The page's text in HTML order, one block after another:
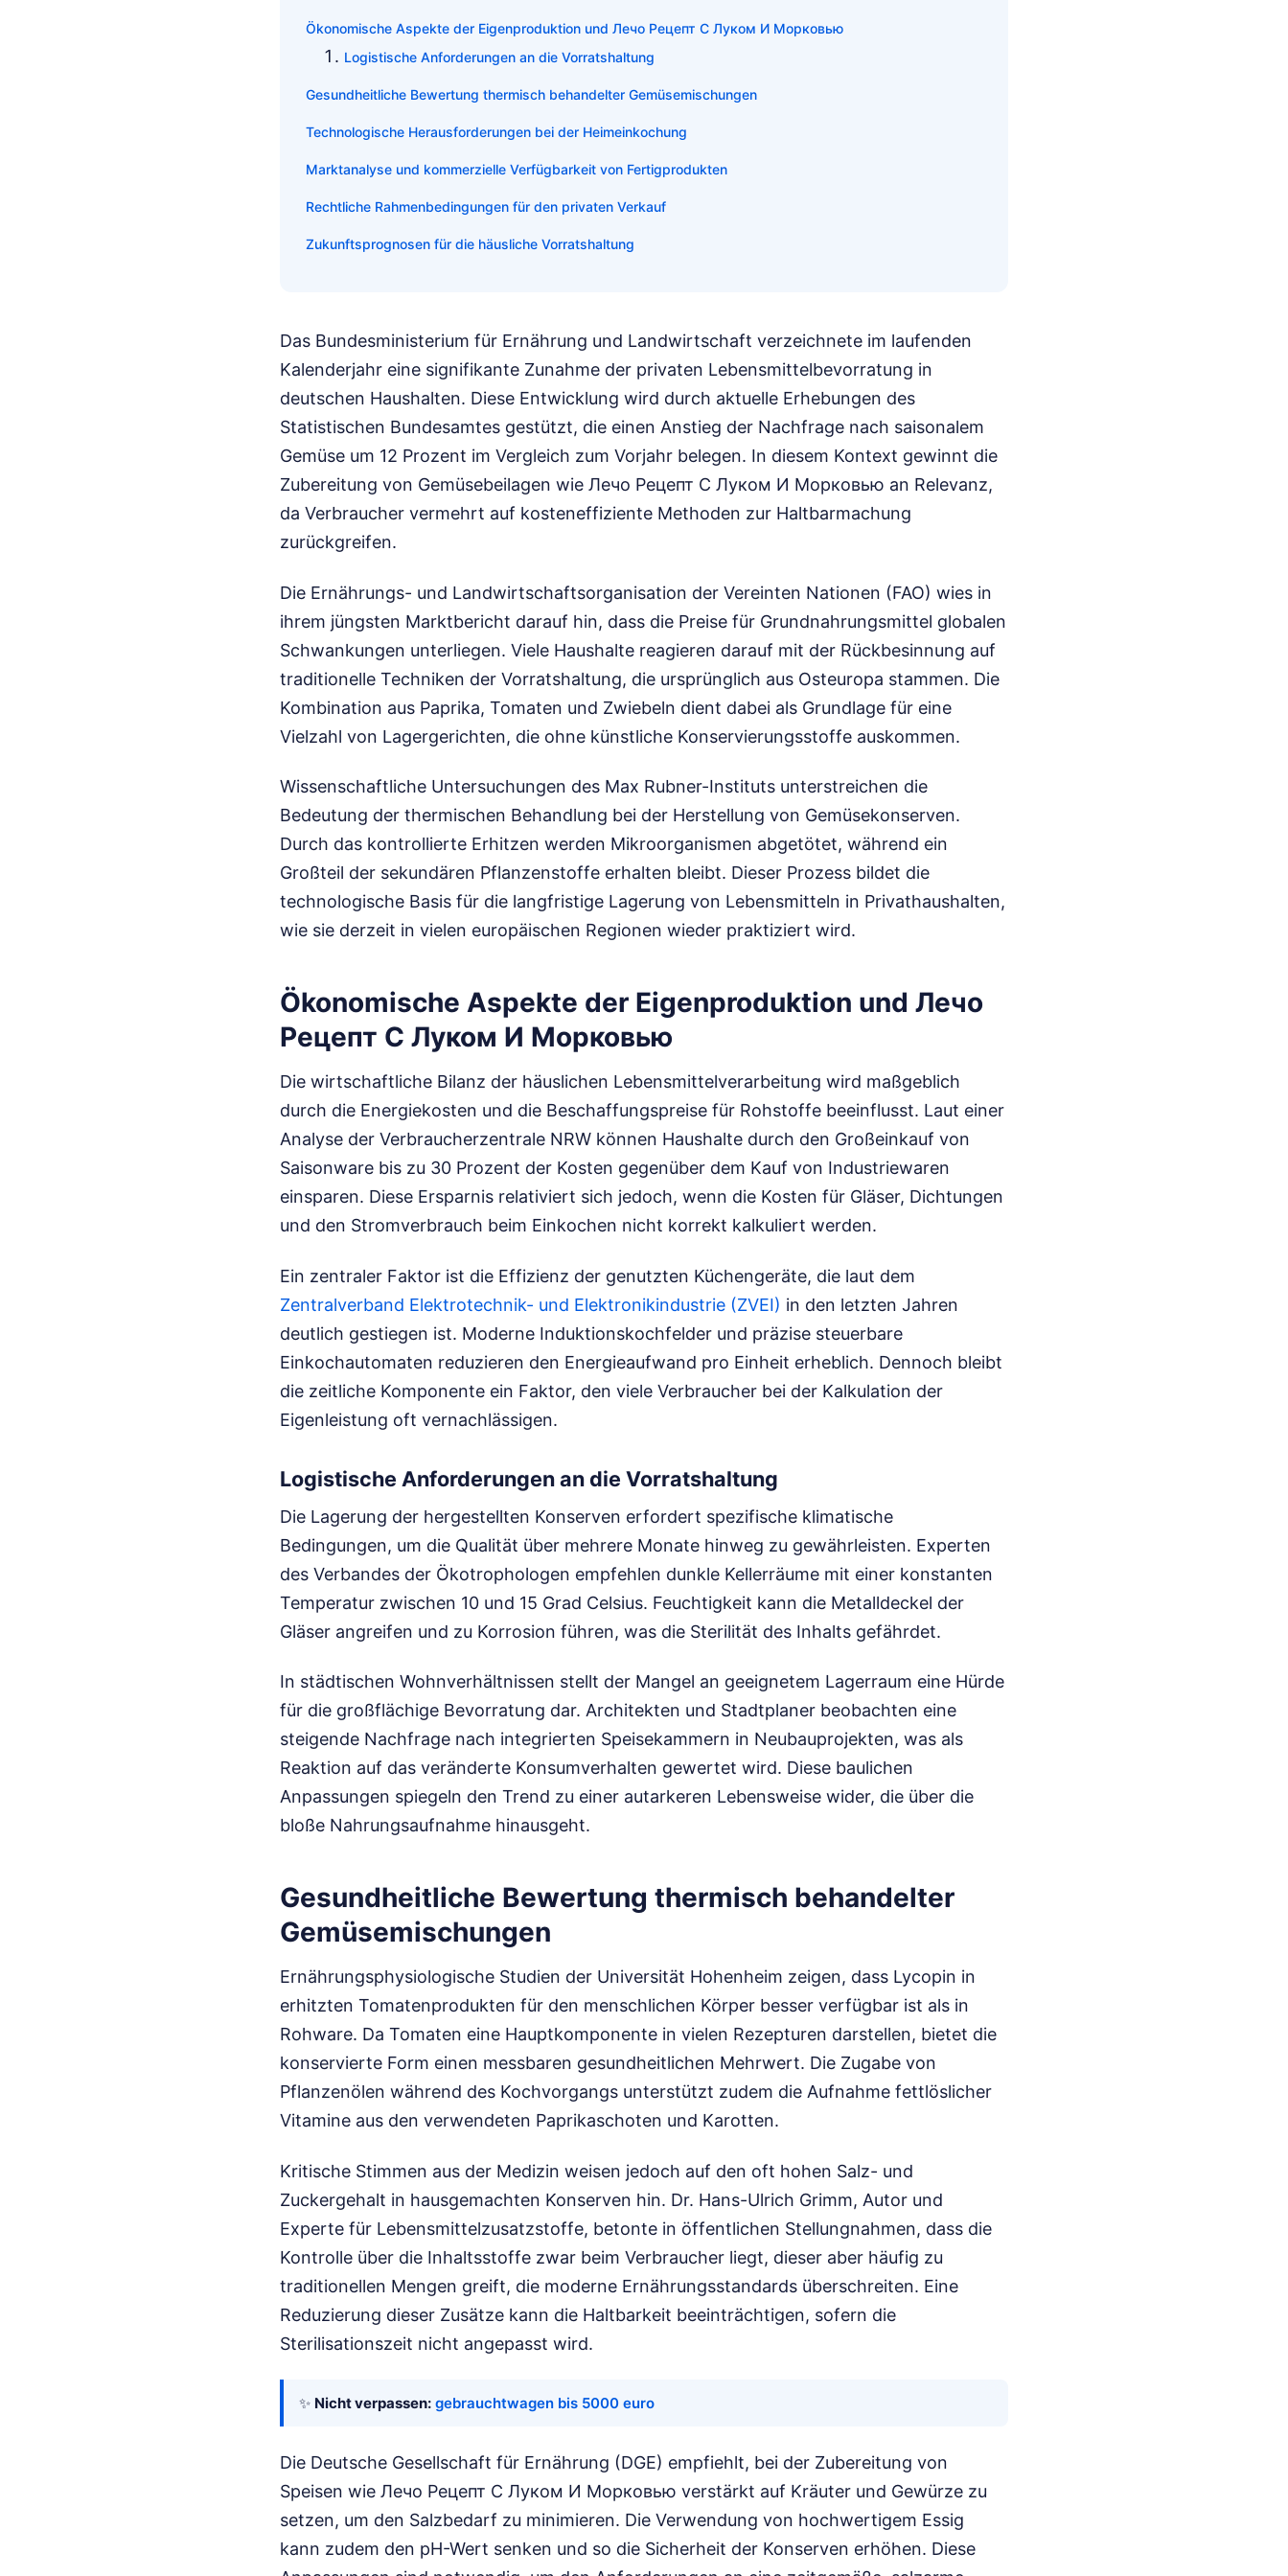
Ökonomische Aspekte der Eigenproduktion und Лечо Рецепт С Луком И Морковью
Logistische Anforderungen an die Vorratshaltung
Gesundheitliche Bewertung thermisch behandelter Gemüsemischungen
Technologische Herausforderungen bei der Heimeinkochung
Marktanalyse und kommerzielle Verfügbarkeit von Fertigprodukten
Rechtliche Rahmenbedingungen für den privaten Verkauf
Zukunftsprognosen für die häusliche Vorratshaltung
Das Bundesministerium für Ernährung und Landwirtschaft verzeichnete im laufenden
Kalenderjahr eine signifikante Zunahme der privaten Lebensmittelbevorratung in
deutschen Haushalten. Diese Entwicklung wird durch aktuelle Erhebungen des
Statistischen Bundesamtes gestützt, die einen Anstieg der Nachfrage nach saisonalem
Gemüse um 12 Prozent im Vergleich zum Vorjahr belegen. In diesem Kontext gewinnt die
Zubereitung von Gemüsebeilagen wie Лечо Рецепт С Луком И Морковью an Relevanz,
da Verbraucher vermehrt auf kosteneffiziente Methoden zur Haltbarmachung
zurückgreifen.
Die Ernährungs- und Landwirtschaftsorganisation der Vereinten Nationen (FAO) wies in
ihrem jüngsten Marktbericht darauf hin, dass die Preise für Grundnahrungsmittel globalen
Schwankungen unterliegen. Viele Haushalte reagieren darauf mit der Rückbesinnung auf
traditionelle Techniken der Vorratshaltung, die ursprünglich aus Osteuropa stammen. Die
Kombination aus Paprika, Tomaten und Zwiebeln dient dabei als Grundlage für eine
Vielzahl von Lagergerichten, die ohne künstliche Konservierungsstoffe auskommen.
Wissenschaftliche Untersuchungen des Max Rubner-Instituts unterstreichen die
Bedeutung der thermischen Behandlung bei der Herstellung von Gemüsekonserven.
Durch das kontrollierte Erhitzen werden Mikroorganismen abgetötet, während ein
Großteil der sekundären Pflanzenstoffe erhalten bleibt. Dieser Prozess bildet die
technologische Basis für die langfristige Lagerung von Lebensmitteln in Privathaushalten,
wie sie derzeit in vielen europäischen Regionen wieder praktiziert wird.
Ökonomische Aspekte der Eigenproduktion und Лечо
Рецепт С Луком И Морковью
Die wirtschaftliche Bilanz der häuslichen Lebensmittelverarbeitung wird maßgeblich
durch die Energiekosten und die Beschaffungspreise für Rohstoffe beeinflusst. Laut einer
Analyse der Verbraucherzentrale NRW können Haushalte durch den Großeinkauf von
Saisonware bis zu 30 Prozent der Kosten gegenüber dem Kauf von Industriewaren
einsparen. Diese Ersparnis relativiert sich jedoch, wenn die Kosten für Gläser, Dichtungen
und den Stromverbrauch beim Einkochen nicht korrekt kalkuliert werden.
Ein zentraler Faktor ist die Effizienz der genutzten Küchengeräte, die laut dem
Zentralverband Elektrotechnik- und Elektronikindustrie (ZVEI) in den letzten Jahren
deutlich gestiegen ist. Moderne Induktionskochfelder und präzise steuerbare
Einkochautomaten reduzieren den Energieaufwand pro Einheit erheblich. Dennoch bleibt
die zeitliche Komponente ein Faktor, den viele Verbraucher bei der Kalkulation der
Eigenleistung oft vernachlässigen.
Logistische Anforderungen an die Vorratshaltung
Die Lagerung der hergestellten Konserven erfordert spezifische klimatische
Bedingungen, um die Qualität über mehrere Monate hinweg zu gewährleisten. Experten
des Verbandes der Ökotrophologen empfehlen dunkle Kellerräume mit einer konstanten
Temperatur zwischen 10 und 15 Grad Celsius. Feuchtigkeit kann die Metalldeckel der
Gläser angreifen und zu Korrosion führen, was die Sterilität des Inhalts gefährdet.
In städtischen Wohnverhältnissen stellt der Mangel an geeignetem Lagerraum eine Hürde
für die großflächige Bevorratung dar. Architekten und Stadtplaner beobachten eine
steigende Nachfrage nach integrierten Speisekammern in Neubauprojekten, was als
Reaktion auf das veränderte Konsumverhalten gewertet wird. Diese baulichen
Anpassungen spiegeln den Trend zu einer autarkeren Lebensweise wider, die über die
bloße Nahrungsaufnahme hinausgeht.
Gesundheitliche Bewertung thermisch behandelter
Gemüsemischungen
Ernährungsphysiologische Studien der Universität Hohenheim zeigen, dass Lycopin in
erhitzten Tomatenprodukten für den menschlichen Körper besser verfügbar ist als in
Rohware. Da Tomaten eine Hauptkomponente in vielen Rezepturen darstellen, bietet die
konservierte Form einen messbaren gesundheitlichen Mehrwert. Die Zugabe von
Pflanzenölen während des Kochvorgangs unterstützt zudem die Aufnahme fettlöslicher
Vitamine aus den verwendeten Paprikaschoten und Karotten.
Kritische Stimmen aus der Medizin weisen jedoch auf den oft hohen Salz- und
Zuckergehalt in hausgemachten Konserven hin. Dr. Hans-Ulrich Grimm, Autor und
Experte für Lebensmittelzusatzstoffe, betonte in öffentlichen Stellungnahmen, dass die
Kontrolle über die Inhaltsstoffe zwar beim Verbraucher liegt, dieser aber häufig zu
traditionellen Mengen greift, die moderne Ernährungsstandards überschreiten. Eine
Reduzierung dieser Zusätze kann die Haltbarkeit beeinträchtigen, sofern die
Sterilisationszeit nicht angepasst wird.
✨ Nicht verpassen: gebrauchtwagen bis 5000 euro
Die Deutsche Gesellschaft für Ernährung (DGE) empfiehlt, bei der Zubereitung von
Speisen wie Лечо Рецепт С Луком И Морковью verstärkt auf Kräuter und Gewürze zu
setzen, um den Salzbedarf zu minimieren. Die Verwendung von hochwertigem Essig
kann zudem den pH-Wert senken und so die Sicherheit der Konserven erhöhen. Diese